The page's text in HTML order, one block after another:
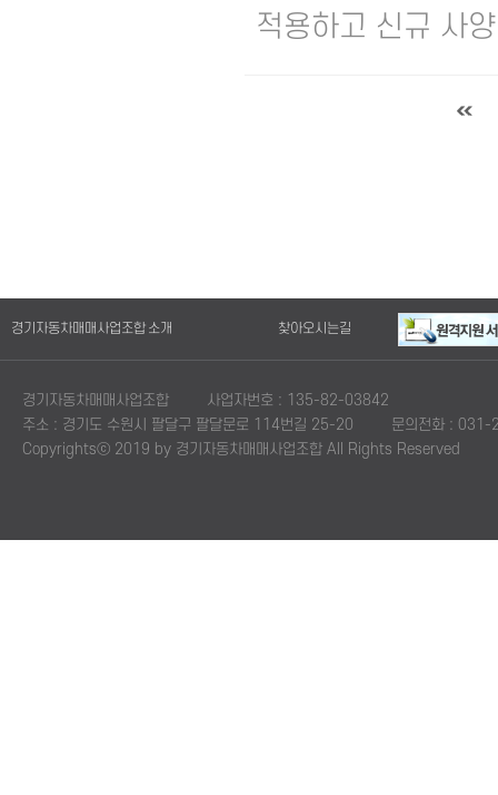
적용하고 신규 사
경기자동차매매사업조합 소개 찾아오시는길
경기자동차매매사업조합
사업자번호 : 135-82-03842
주소 : 경기도 수원시 팔달구 팔달문로 114번길 25-20
문의전화 :
Copyrightsⓒ 2019 by 경기자동차매매사업조합 All Rights Reserved